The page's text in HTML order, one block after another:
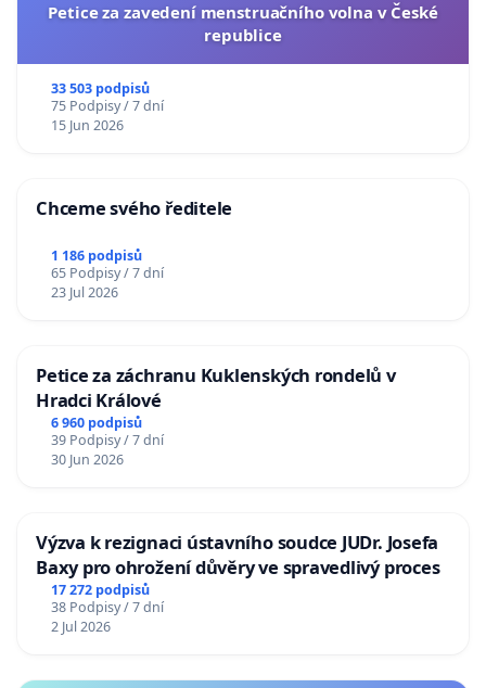
Petice za zavedení menstruačního volna v České
republice
33 503 podpisů
75 Podpisy / 7 dní
15 Jun 2026
Chceme svého ředitele
1 186 podpisů
65 Podpisy / 7 dní
23 Jul 2026
Petice za záchranu Kuklenských rondelů v
Hradci Králové
6 960 podpisů
39 Podpisy / 7 dní
30 Jun 2026
Výzva k rezignaci ústavního soudce JUDr. Josefa
Baxy pro ohrožení důvěry ve spravedlivý proces
17 272 podpisů
38 Podpisy / 7 dní
2 Jul 2026